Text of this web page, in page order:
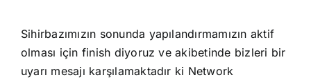
Sihirbazımızın sonunda yapılandırmamızın aktif
olması için finish diyoruz ve akibetinde bizleri bir
uyarı mesajı karşılamaktadır ki Network